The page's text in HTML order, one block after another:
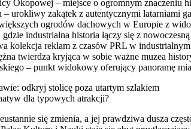
Okopowej – miejsce o ogromnym znaczeniu
– urokliwy zakątek z autentycznymi latarniami
ogrodów dachowych w Europie z
industrialna historia łączy się z
kolekcja reklam z czasów PRL w
twierdza kryjąca w sobie ważne muzea
– punkt widokowy oferujący panoramę
odkryj stolicę poza utartym szlakiem
dla typowych atrakcji?
się zmienia, a jej prawdziwa dusza